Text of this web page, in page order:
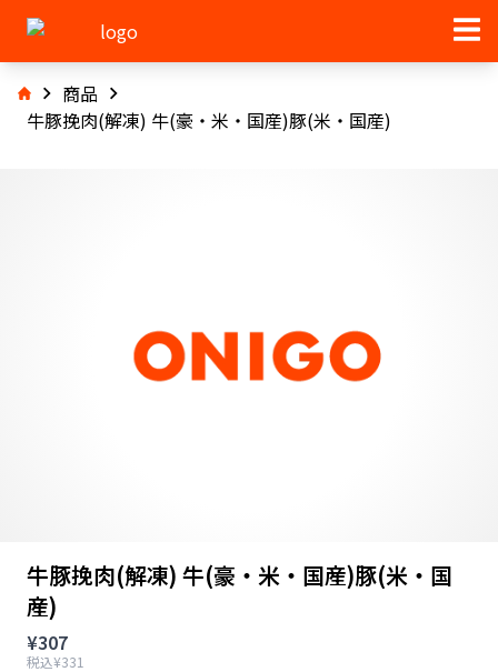
商品
牛豚挽肉(解凍) 牛(豪・米・国産)豚(米・国産)
牛豚挽肉(解凍) 牛(豪・米・国産)豚(米・国
産)
¥307
税込¥331